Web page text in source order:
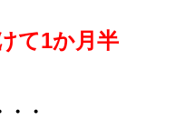
て1か月半
・